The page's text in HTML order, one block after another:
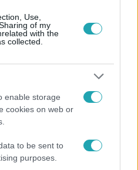
Use,
of my
with the
collected.
enable storage
cookies on web or
to be sent to
purposes.
amiért
kannabisz-